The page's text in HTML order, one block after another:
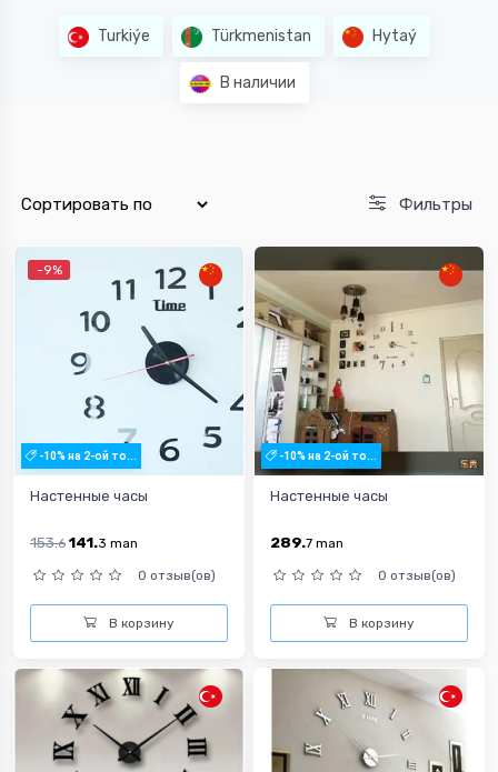
Turkiýe Türkmenistan Hytaý
В наличии
Фильтры
-9%
-10% на 2-ой то...
Настенные часы
153.6 141.3 man
0 отзыв(ов)
В корзину
-10% на 2-ой то...
Настенные часы
289.7 man
0 отзыв(ов)
В корзину